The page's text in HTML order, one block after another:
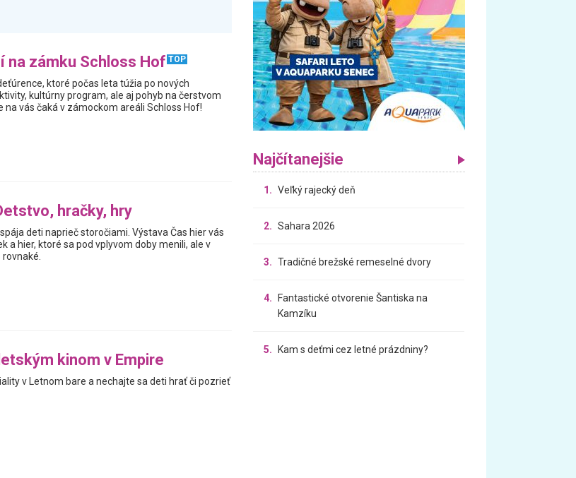
na zámku Schloss Hof TOP
ktoré počas leta túžia po nových
kultúrny program, ale aj pohyb na čerstvom
vás čaká v zámockom areáli Schloss Hof!
hračky, hry
deti naprieč storočiami. Výstava Čas hier vás
a hier, ktoré sa pod vplyvom doby menili, ale v
kinom v Empire
v Letnom bare a nechajte sa deti hrať či pozrieť
Najčítanejšie
1. Veľký rajecký deň
2. Sahara 2026
3. Tradičné brežské remeselné dvory
4.
Fantastické otvorenie Šantiska na
Kamzíku
5. Kam s deťmi cez letné prázdniny?